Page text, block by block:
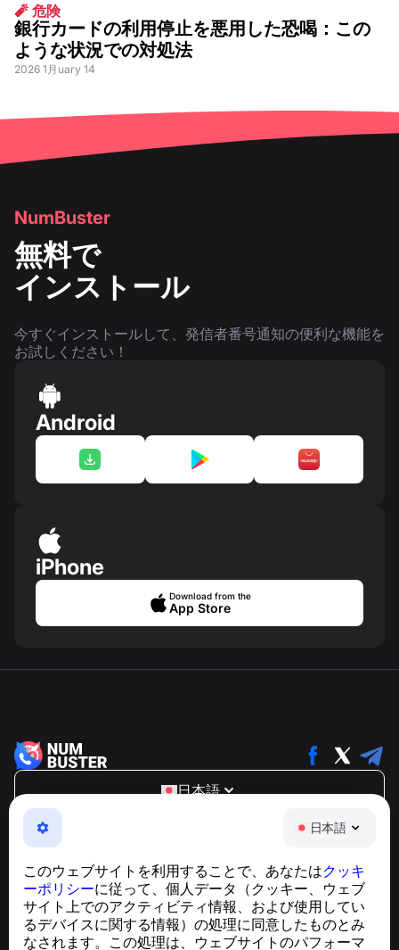
日本語
このウェブサイトを利用することで、あなたはクッキ
ーポリシーに従って、個人データ（クッキー、ウェブ
サイト上でのアクティビティ情報、および使用してい
るデバイスに関する情報）の処理に同意したものとみ
なされます。この処理は、ウェブサイトのパフォーマ
🧨 危険
銀行カードの利用停止を悪用した恐喝：この
ような状況での対処法
2026 1月uary 14
NumBuster
無料で
インストール
今すぐインストールして、発信者番号通知の便利な機能を
お試しください！
Android
iPhone
Download from the
App Store
日本語
NumBuster © 2013—2026 ·
support@numbuster.com
電話詐欺、スパム、不審なメッセージからあなたを守る、
GDPR準拠に関するお問い合わせ：
support@numbuster.com